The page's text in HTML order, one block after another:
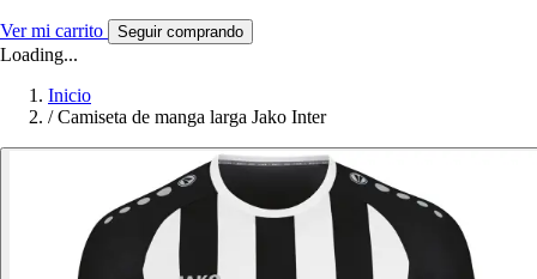
Ver mi carrito Seguir comprando
Loading...
Inicio
/ Camiseta de manga larga Jako Inter